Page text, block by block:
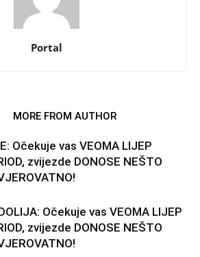
Portal
MORE FROM AUTHOR
Očekuje vas VEOMA LIJEP
zvijezde DONOSE NEŠTO
Očekuje vas VEOMA LIJEP
zvijezde DONOSE NEŠTO